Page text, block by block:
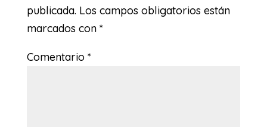
publicada. Los campos obligatorios están
marcados con *
Comentario *